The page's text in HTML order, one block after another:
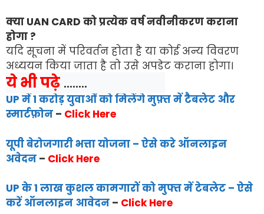
क्या UAN CARD को प्रत्येक वर्ष नवीनीकरण कराना
होगा ?
यदि सूचना में परिवर्तन होता है या कोई अन्य विवरण
अध्ययन किया जाता है तो उसे अपडेट कराना होगा।
ये भी पढ़े ........
UP में 1 करोड़ युवाओं को मिलेंगे मुफ़्त में टैबलेट और
स्मार्टफ़ोन – Click Here
यूपी बेरोजगारी भत्ता योजना – ऐसे करे ऑनलाइन
अवेदन – Click Here
UP के 1 लाख कुशल कामगारों को मुफ्त में टेबलेट – ऐसे
करें ऑनलाइन आवेदन – Click Here